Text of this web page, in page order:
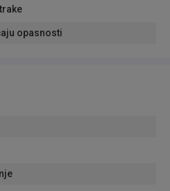
opasnosti